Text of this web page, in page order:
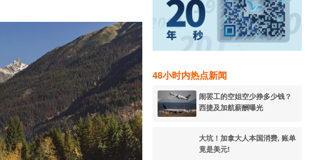
48小时内热点新闻
闹罢工的空姐空少挣多少钱？
西捷及加航薪酬曝光
大坑！加拿大人本国消费, 账单
竟是美元!